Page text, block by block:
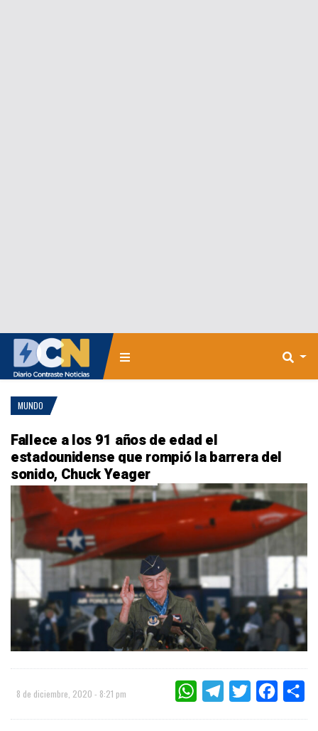
MUNDO
Fallece a los 91 años de edad el
estadounidense que rompió la barrera del
sonido, Chuck Yeager
8 de diciembre, 2020 - 8:21 pm WHATSAPPTELEGRAMTWITTER